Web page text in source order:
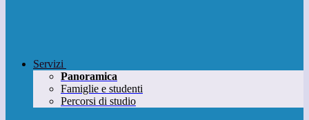
Servizi
Panoramica
Famiglie e studenti
Percorsi di studio